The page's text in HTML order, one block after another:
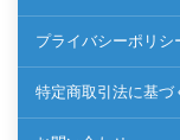
プライバシーポリシ
特定商取引法に基づ